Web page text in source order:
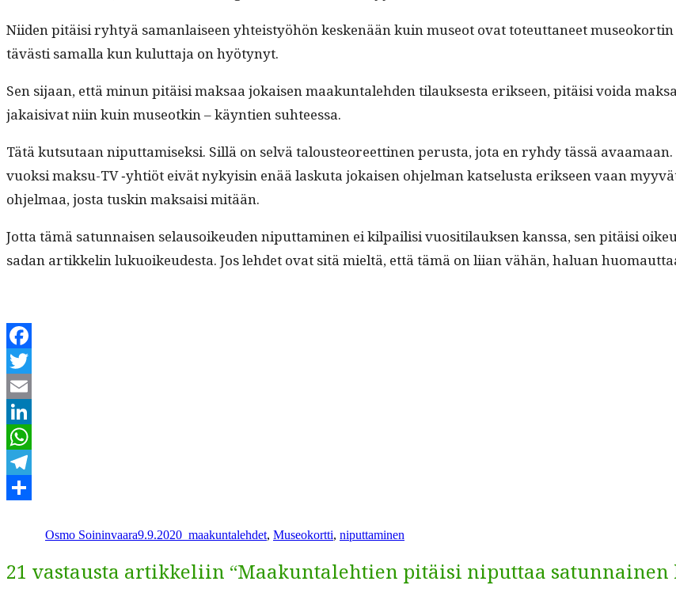
Niiden pitäisi ryhtyä saman­laiseen yhteistyöhön keskenään kuin museot ovat toteut­ta­neet
tävästi samal­la kun kulut­ta­ja on hyötynyt.
Sen sijaan, että min­un pitäisi mak­saa jokaisen maakun­tale­hden tilauk­ses­ta erik­seen, pitäisi voi­da
jakaisi­vat niin kuin museotkin – käyn­tien suhteessa.
Tätä kut­su­taan niput­tamisek­si. Sil­lä on selvä talous­te­o­reet­ti­nen perus­ta, jota en ryhdy tässä
vuok­si mak­su-TV ‑yhtiöt eivät nyky­isin enää lasku­ta jokaisen ohjel­man kat­selus­ta erik­seen vaan
ohjel­maa, jos­ta tuskin mak­saisi mitään.
Jot­ta tämä sat­un­naisen selau­soikeu­den niput­ta­mi­nen ei kil­pail­isi vuosi­ti­lauk­sen kanssa, sen pitäisi
sadan artikke­lin lukuoikeud­es­ta. Jos lehdet ovat sitä mieltä, että tämä on liian vähän, halu­an
Facebook
Twitter
Email
LinkedIn
WhatsApp
Telegram
Osmo Soininvaara9.9.2020 maakuntalehdet, Museokortti, niputtaminen
21 vastausta artikkeliin “Maakuntalehtien pitäisi niputtaa